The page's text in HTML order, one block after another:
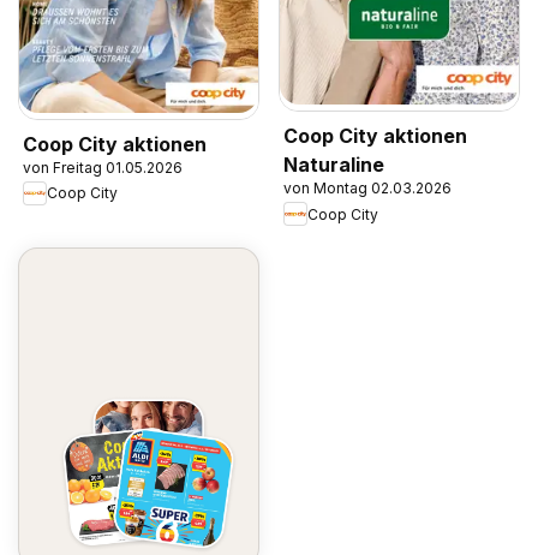
Coop City aktionen
von Freitag 01.05.2026
Coop City
Coop City aktionen
Naturaline
von Montag 02.03.2026
Coop City